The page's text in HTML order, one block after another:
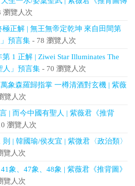
瀏覽人次
極正解 | 無王無帝定乾坤 來自田間第
預言集 - 78 瀏覽人次
1 正解 | Ziwei Star Illuminates The
人」預言集 - 70 瀏覽人次
象森羅歸指掌 一樽清酒對玄機 | 紫薇
覽人次
| 而今中國有聖人 | 紫薇君《推背
瀏覽人次
| 韓國瑜/侯友宜 | 紫微君〈政治類〉
覽人次
象、47象、48象 | 紫薇君《推背圖》
覽人次